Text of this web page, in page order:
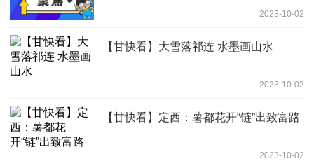
2023-10-02
【甘快看】大雪落祁连 水墨画山水
2023-10-02
【甘快看】定西：薯都花开“链”出致富路
2023-10-02